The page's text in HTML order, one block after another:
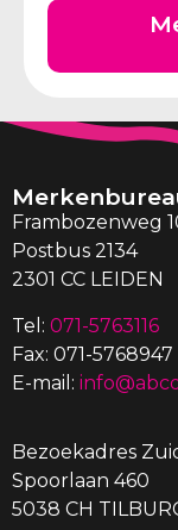
Frambozenweg
Postbus 2134
2301 CC LEIDEN
Tel: 071-5763116
Fax: 071-5768947
E-mail:
Bezoekadres
Spoorlaan 460
5038 CH